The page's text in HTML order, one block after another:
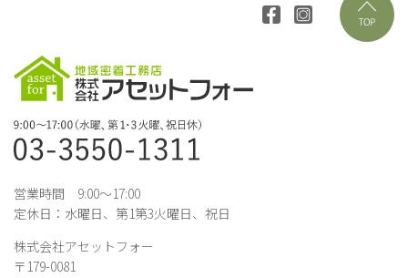
営業時間 9:00～17:00
定休日：水曜日、第1第3火曜日、祝日
株式会社アセットフォー
〒179-0081